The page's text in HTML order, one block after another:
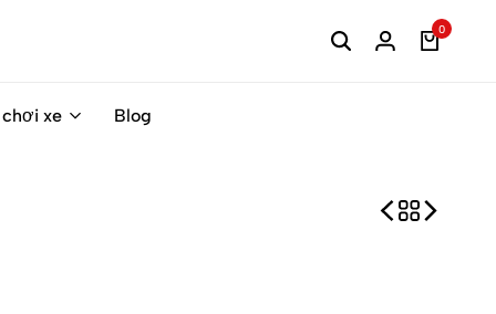
0
xe Blog